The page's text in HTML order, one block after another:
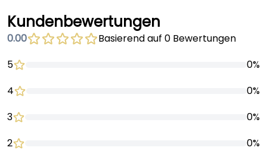
Kundenbewertungen
0.00
Basierend auf 0 Bewertungen
5
0%
4
0%
3
0%
2
0%